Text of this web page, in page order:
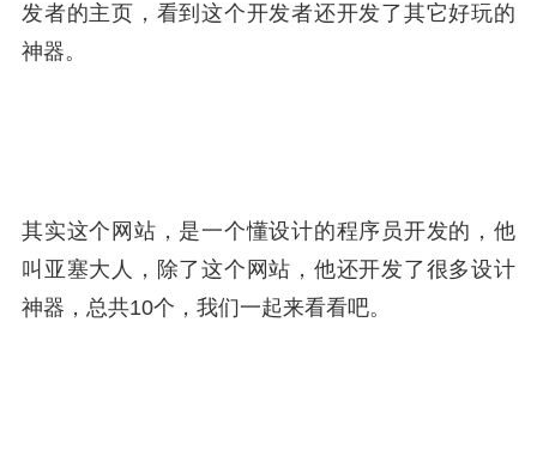
发者的主页，看到这个开发者还开发了其它好玩的
神器。
其实这个网站，是一个懂设计的程序员开发的，他
叫亚塞大人，除了这个网站，他还开发了很多设计
神器，总共10个，我们一起来看看吧。